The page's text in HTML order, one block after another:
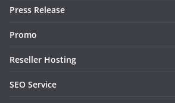
Press Release
Promo
Reseller Hosting
SEO Service